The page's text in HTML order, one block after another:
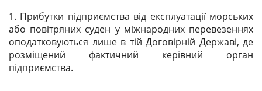
1. Прибутки підприємства від експлуатації морських
або повітряних суден у міжнародних перевезеннях
оподатковуються лише в тій Договірній Державі, де
розміщений фактичний керівний орган
підприємства.